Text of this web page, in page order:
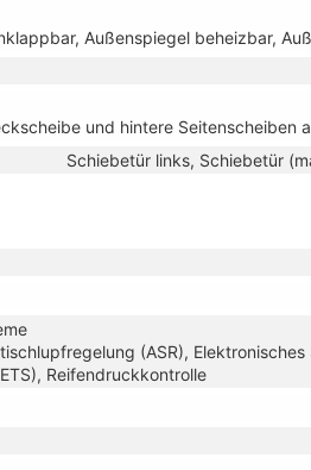
Außenspiegel beheizbar,
und hintere Seitenscheiben
Schiebetür links, Schiebetür
(ASR),
Reifendruckkontrolle